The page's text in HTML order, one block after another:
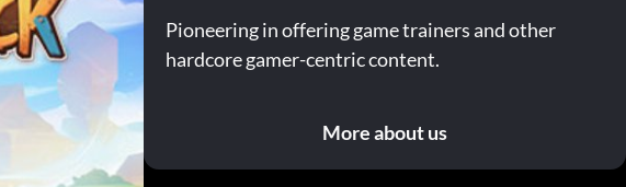
Pioneering in offering game trainers and other
hardcore gamer-centric content.
More about us